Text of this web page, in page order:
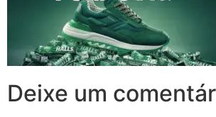
Deixe um